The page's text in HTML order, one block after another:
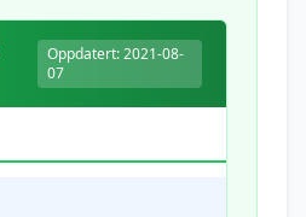
Oppdatert: 2021-08-
07